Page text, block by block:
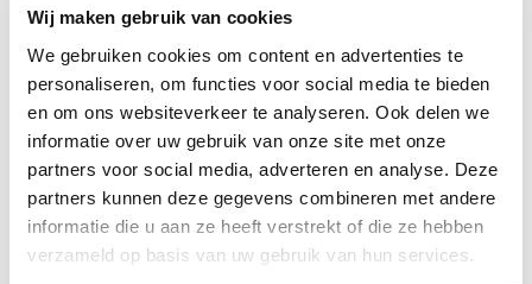
Wij maken gebruik van cookies
We gebruiken cookies om content en advertenties te
personaliseren, om functies voor social media te bieden
en om ons websiteverkeer te analyseren. Ook delen we
informatie over uw gebruik van onze site met onze
partners voor social media, adverteren en analyse. Deze
partners kunnen deze gegevens combineren met andere
informatie die u aan ze heeft verstrekt of die ze hebben
verzameld op basis van uw gebruik van hun services.
meteen daarop met een gepassioneerd betoog over
hoe Anime niet hetzelfde is als Hentai, en hoe hij toch
ECHT niet van Hentai gecharmeerd is hoor. Echt. Zelfs
ik geloof hem bijna. De andere twee vliegen echter
meteen vol in een analyse. Alles van geanimeerde seks,
tot aan tentakels en monsters die stoute dingen doen
met onschuldige (en rondborstige – meermaals
gehoord!) meisjes. Terwijl 1 zich ondertussen nog steeds
probeert te verdedigen.